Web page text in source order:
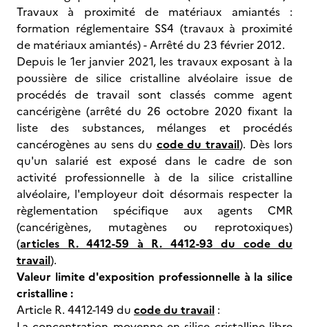
Travaux à proximité de matériaux amiantés :
formation réglementaire SS4 (travaux à proximité
de matériaux amiantés) - Arrêté du 23 février 2012.
Depuis le 1er janvier 2021, les travaux exposant à la
poussière de silice cristalline alvéolaire issue de
procédés de travail sont classés comme agent
cancérigène (arrêté du 26 octobre 2020 fixant la
liste des substances, mélanges et procédés
cancérogènes au sens du code du travail). Dès lors
qu'un salarié est exposé dans le cadre de son
activité professionnelle à de la silice cristalline
alvéolaire, l'employeur doit désormais respecter la
règlementation spécifique aux agents CMR
(cancérigènes, mutagènes ou reprotoxiques)
(articles R. 4412-59 à R. 4412-93 du code du
travail).
Valeur limite d'exposition professionnelle à la silice
cristalline :
Article R. 4412-149 du code du travail :